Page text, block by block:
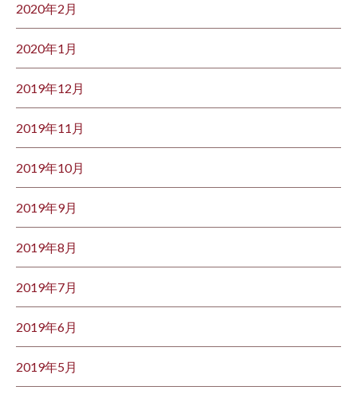
2020年2月
2020年1月
2019年12月
2019年11月
2019年10月
2019年9月
2019年8月
2019年7月
2019年6月
2019年5月